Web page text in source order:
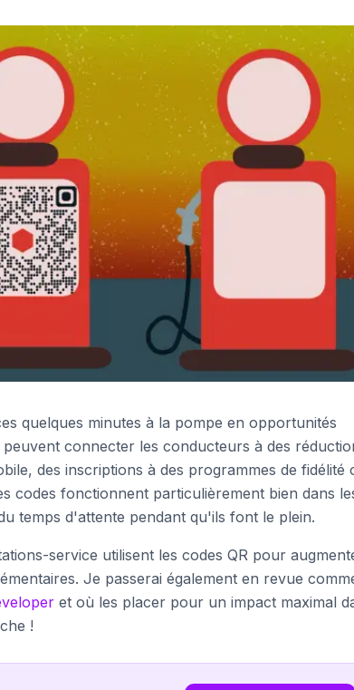
quelques minutes à la pompe en opportunités
connecter les conducteurs à des
des inscriptions à des programmes de fidélité
codes fonctionnent particulièrement bien dans
temps d'attente pendant qu'ils font le plein.
service utilisent les codes QR pour
Je passerai également en revue
et où les placer pour un impact maximal
!